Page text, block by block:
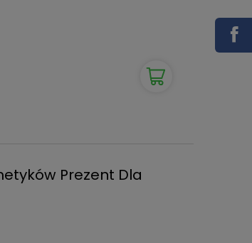
Prezent Dla